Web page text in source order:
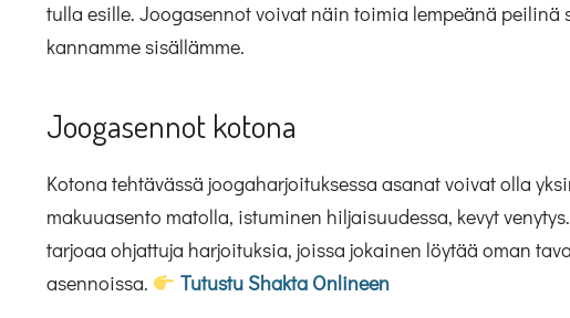
tulla esille. Joogasennot voivat näin toimia lempeänä peilinä
kannamme sisällämme.
Joogasennot kotona
Kotona tehtävässä joogaharjoituksessa asanat voivat olla
makuuasento matolla, istuminen hiljaisuudessa, kevyt
tarjoaa ohjattuja harjoituksia, joissa jokainen löytää oman
asennoissa.
Tutustu Shakta Onlineen